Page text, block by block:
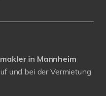
in Mannheim
und bei der Vermietung